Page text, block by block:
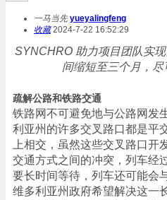
一马当先 yueyalingfeng
收藏2024-7-22 16:52:29
SYNCHRO 助力项目团队实
间缩短至三个月，
疏解公路和铁路交通
铁路网不可避免地与公路网发
利亚州的许多交叉路口都是平
上相交，虽然这些交叉路口开
交通方式之间的冲突，列车经
要长时间等待，列车还可能会
维多利亚州政府希望解决这一